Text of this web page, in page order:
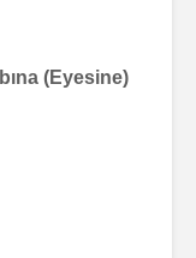
(Eyesine),